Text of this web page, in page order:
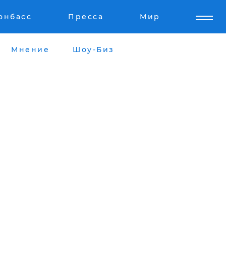
Пресса Мир
Мнение Шоу-Биз